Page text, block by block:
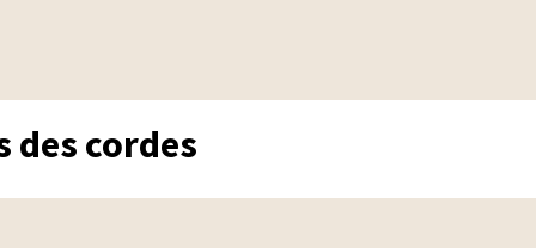
cordes